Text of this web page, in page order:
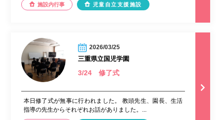
施設内行事 児童自立支援施設
2026/03/25
三重県立国児学園
3/24 修了式
本日修了式が無事に行われました。 教頭先生、園長、生活
指導の先生からそれぞれお話がありました。...